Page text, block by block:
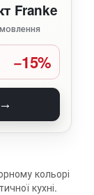
Franke
−15%
→
кольорі
кухні.